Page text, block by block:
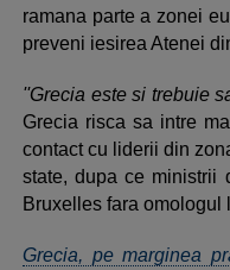
ramana parte a zonei
preveni iesirea Atenei
''Grecia este si trebuie
Grecia risca sa intre
contact cu liderii din
state, dupa ce ministrii
Bruxelles fara omologul
Grecia, pe marginea